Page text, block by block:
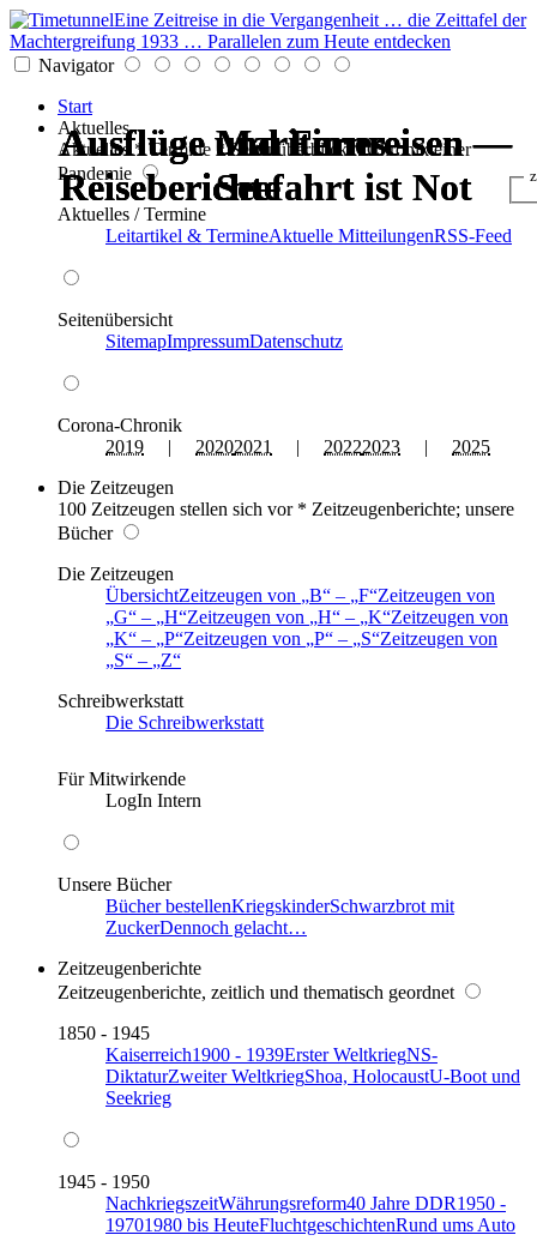
Eine Zeitreise in die Vergangenheit … die Zeittafel der
Machtergreifung 1933 … Parallelen zum Heute entdecken
Navigator
Start
Aktuelles
Aktuelles * Termine * Seitenüberblick * Chronik einer
Pandemie
Aktuelles / Termine
Leitartikel & TermineAktuelle MitteilungenRSS-Feed
Seitenübersicht
SitemapImpressumDatenschutz
Corona-Chronik
2019 | 20202021 | 20222023 | 2025
Die Zeitzeugen
100 Zeitzeugen stellen sich vor * Zeitzeugenberichte; unsere
Bücher
Die Zeitzeugen
ÜbersichtZeitzeugen von B – F Zeitzeugen von
G
– H Zeitzeugen von H – K Zeitzeugen von
K
– P Zeitzeugen von P – S Zeitzeugen von
S
–
Z
Schreibwerkstatt
Die Schreibwerkstatt
Für Mitwirkende
LogIn Intern
Unsere Bücher
Bücher bestellenKriegskinderSchwarzbrot mit
ZuckerDennoch gelacht…
Zeitzeugenberichte
Zeitzeugenberichte, zeitlich und thematisch geordnet
1850 - 1945
Kaiserreich1900 - 1939Erster WeltkriegNS-
DiktaturZweiter WeltkriegShoa, HolocaustU-Boot und
Seekrieg
1945 - 1950
NachkriegszeitWährungsreform40 Jahre DDR1950 -
19701980 bis HeuteFluchtgeschichtenRund ums Auto
Ausflüge und Fernreisen —
Reiseberichte
Maritimes -
Seefahrt ist Not
Ausflüge und Fernreisen —
Reiseberichte
Ausflüge und Fernreisen —
Reiseberichte
Maritimes -
Seefahrt ist Not
Ausflüge und Fernreisen —
Reiseberichte